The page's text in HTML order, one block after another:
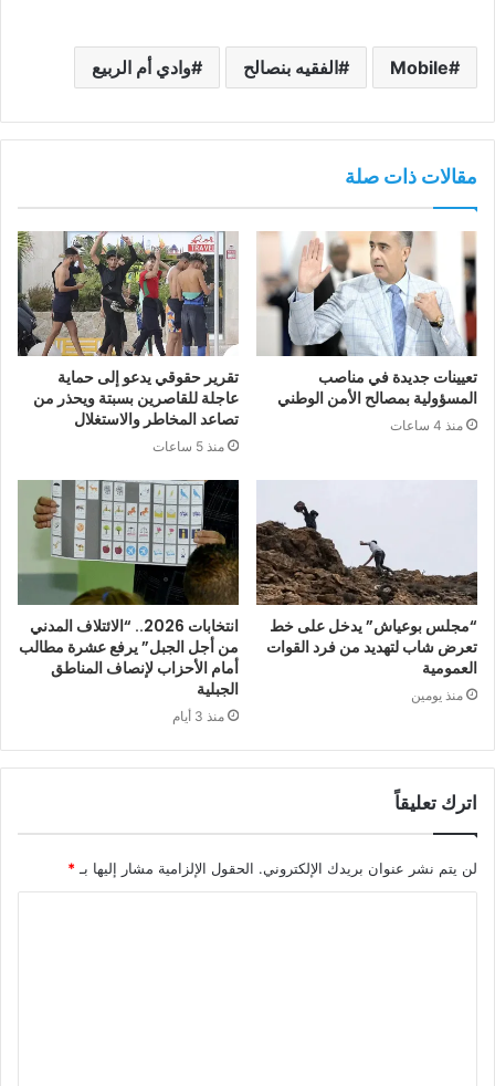
Mobile الفقيه بنصالح وادي أم الربيع
مقالات ذات صلة
تعيينات جديدة في مناصب
المسؤولية بمصالح الأمن الوطني
منذ 4 ساعات
تقرير حقوقي يدعو إلى حماية
عاجلة للقاصرين بسبتة ويحذر من
تصاعد المخاطر والاستغلال
منذ 5 ساعات
“مجلس بوعياش” يدخل على خط
تعرض شاب لتهديد من فرد القوات
العمومية
منذ يومين
انتخابات 2026.. “الائتلاف المدني
من أجل الجبل” يرفع عشرة مطالب
أمام الأحزاب لإنصاف المناطق
الجبلية
منذ 3 أيام
اترك تعليقاً
لن يتم نشر عنوان بريدك الإلكتروني. الحقول الإلزامية مشار إليها بـ *